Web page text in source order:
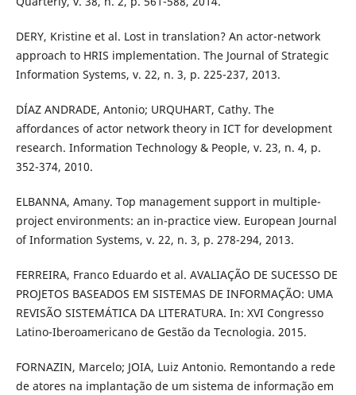
DERY, Kristine et al. Lost in translation? An actor-network
approach to HRIS implementation. The Journal of Strategic
Information Systems, v. 22, n. 3, p. 225-237, 2013.
DÍAZ ANDRADE, Antonio; URQUHART, Cathy. The
affordances of actor network theory in ICT for development
research. Information Technology & People, v. 23, n. 4, p.
352-374, 2010.
ELBANNA, Amany. Top management support in multiple-
project environments: an in-practice view. European Journal
of Information Systems, v. 22, n. 3, p. 278-294, 2013.
FERREIRA, Franco Eduardo et al. AVALIAÇÃO DE SUCESSO DE
PROJETOS BASEADOS EM SISTEMAS DE INFORMAÇÃO: UMA
REVISÃO SISTEMÁTICA DA LITERATURA. In: XVI Congresso
Latino-Iberoamericano de Gestão da Tecnologia. 2015.
FORNAZIN, Marcelo; JOIA, Luiz Antonio. Remontando a rede
de atores na implantação de um sistema de informação em